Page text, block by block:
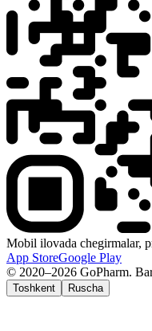
Mobil ilovada chegirmalar,
App StoreGoogle Play
© 2020–2026 GoPharm.
Toshkent Ruscha